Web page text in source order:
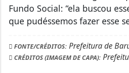
Fundo Social: “ela buscou
que pudéssemos fazer esse
FONTE/CRÉDITOS:Prefeitura de
CRÉDITOS (IMAGEM DE CAPA):